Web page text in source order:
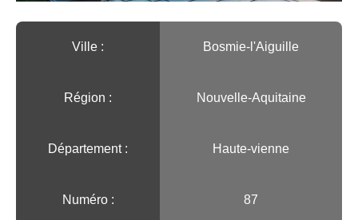
Ville :️ Bosmie-l'Aiguille
Région :️ Nouvelle-Aquitaine
Département : Haute-vienne
Numéro : 87